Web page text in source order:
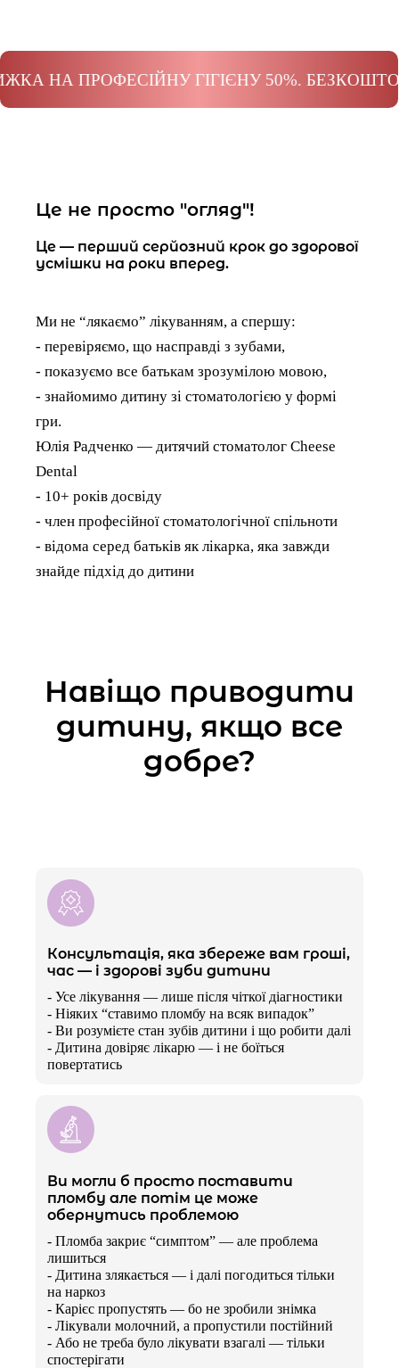
ГІГІЄНУ 50%. БЕЗКОШТОВНА
Це не просто "огляд"!
Це — перший серйозний крок до здорової
усмішки на роки вперед.
Ми не “лякаємо” лікуванням, а спершу:
- перевіряємо, що насправді з зубами,
- показуємо все батькам зрозумілою мовою,
- знайомимо дитину зі стоматологією у формі
гри.
Юлія Радченко — дитячий стоматолог Cheese
Dental
- 10+ років досвіду
- член професійної стоматологічної спільноти
- відома серед батьків як лікарка, яка завжди
знайде підхід до дитини
Навіщо приводити
дитину, якщо все
добре?
Консультація, яка збереже вам гроші,
час — і здорові зуби дитини
- Усе лікування — лише після чіткої діагностики
- Ніяких “ставимо пломбу на всяк випадок”
- Ви розумієте стан зубів дитини і що робити далі
- Дитина довіряє лікарю — і не боїться
повертатись
Ви могли б просто поставити
пломбу але потім це може
обернутись проблемою
- Пломба закриє “симптом” — але проблема
лишиться
- Дитина злякається — і далі погодиться тільки
на наркоз
- Карієс пропустять — бо не зробили знімка
- Лікували молочний, а пропустили постійний
- Або не треба було лікувати взагалі — тільки
спостерігати